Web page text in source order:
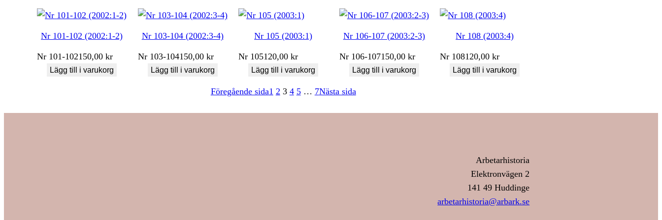
Nr 101-102 (2002:1-2)
Nr 101-102150,00kr
Lägg till i varukorg
Nr 103-104 (2002:3-4)
Nr 103-104150,00 kr
Lägg till i varukorg
Nr 105 (2003:1)
Nr 105120,00kr
Lägg till i varukorg
Nr 106-107 (2003:2-3)
Nr 106-107150,00 kr
Lägg till i varukorg
Nr 108 (2003:4)
Nr 108120,00kr
Lägg till i varukorg
Föregående sida1 2 3 4 5 … 7Nästa sida
Arbetarhistoria
Elektronvägen 2
141 49 Huddinge
arbetarhistoria@arbark.se